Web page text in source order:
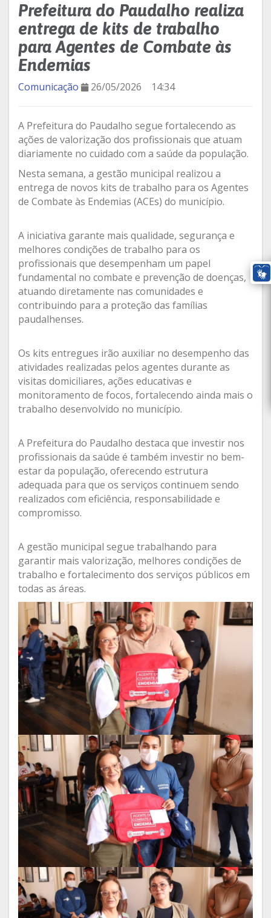
Prefeitura do Paudalho realiza
entrega de kits de trabalho
para Agentes de Combate às
Endemias
Comunicação 26/05/2026 14:34
A Prefeitura do Paudalho segue fortalecendo as
ações de valorização dos profissionais que atuam
diariamente no cuidado com a saúde da população.
Nesta semana, a gestão municipal realizou a
entrega de novos kits de trabalho para os Agentes
de Combate às Endemias (ACEs) do município.
A iniciativa garante mais qualidade, segurança e
melhores condições de trabalho para os
profissionais que desempenham um papel
fundamental no combate e prevenção de doenças,
atuando diretamente nas comunidades e
contribuindo para a proteção das famílias
paudalhenses.
Os kits entregues irão auxiliar no desempenho das
atividades realizadas pelos agentes durante as
visitas domiciliares, ações educativas e
monitoramento de focos, fortalecendo ainda mais o
trabalho desenvolvido no município.
A Prefeitura do Paudalho destaca que investir nos
profissionais da saúde é também investir no bem-
estar da população, oferecendo estrutura
adequada para que os serviços continuem sendo
realizados com eficiência, responsabilidade e
compromisso.
A gestão municipal segue trabalhando para
garantir mais valorização, melhores condições de
trabalho e fortalecimento dos serviços públicos em
todas as áreas.